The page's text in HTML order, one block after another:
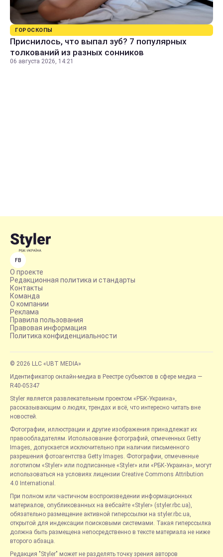
ГОРОСКОПЫ
Приснилось, что выпал зуб? 7 популярных
толкований из разных сонников
06 августа 2026, 14:21
FB
О проекте
Редакционная политика и стандарты
Контакты
Команда
О компании
Реклама
Правила пользования
Правовая информация
Политика конфиденциальности
© 2026 LLC «UBT MEDIA»
Идентификатор онлайн-медиа в Реестре субъектов в сфере медиа —
R40-05347
Styler является развлекательным проектом «РБК-Украина»,
рассказывающим о людях, трендах и всё, что интересно читать вне
новостей.
Фотографии, иллюстрации и другие изображения принадлежат их
правообладателям. Использование фотографий, отмеченных Getty
Images, допускается исключительно при наличии письменного
разрешения фотоагентства Getty Images. Фотографии, отмеченные
логотипом «Styler» или подписанные «Styler» или «РБК-Украина», могут
использоваться на условиях лицензии Creative Commons Attribution
4.0 International.
При полном или частичном воспроизведении информационных
материалов, опубликованных на вебсайте «Styler» (styler.rbc.ua),
обязательно размещение активной гиперссылки на styler.rbc.ua,
открытой для индексации поисковыми системами. Такая гиперссылка
должна быть размещена непосредственно в тексте материала не ниже
второго абзаца.
Редакция "Styler" может не разделять точку зрения авторов